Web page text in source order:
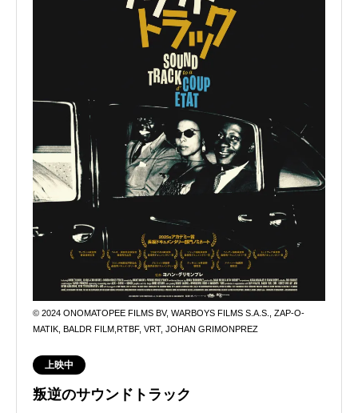
© 2024 ONOMATOPEE FILMS BV, WARBOYS FILMS S.A.S., ZAP-O-
MATIK, BALDR FILM,RTBF, VRT, JOHAN GRIMONPREZ
上映中
叛逆のサウンドトラック